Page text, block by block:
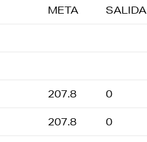
META
SALIDA
207.8 0
207.8 0